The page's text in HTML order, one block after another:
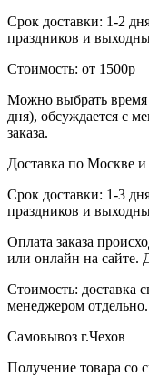
Срок доставки: 1-2
праздников и
Стоимость: от 1500р
Можно выбрать
дня), обсуждается с
заказа.
Доставка по Москве и
Срок доставки: 1-3
праздников и
Оплата заказа
или онлайн на сайте.
Стоимость: доставка
менеджером отдельно.
Самовывоз г.Чехов
Получение товара со